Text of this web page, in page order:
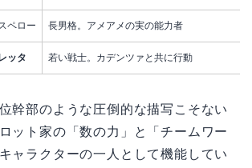
ペロー 長男格。アメアメの実の能力者
ッタ 若い戦士。カデンツァと共に行動
幹部のような圧倒的な描写こそない
ット家の「数の力」と「チームワー
ャラクターの一人として機能してい